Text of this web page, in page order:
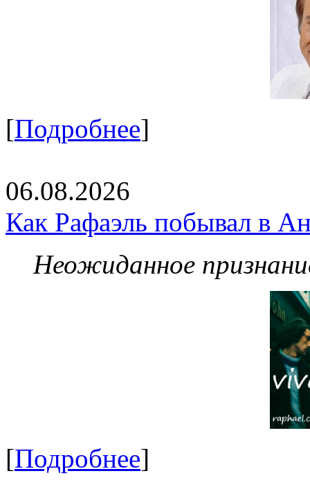
[Подробнее]
06.08.2026
Как Рафаэль побывал в
Неожиданное
[Подробнее]